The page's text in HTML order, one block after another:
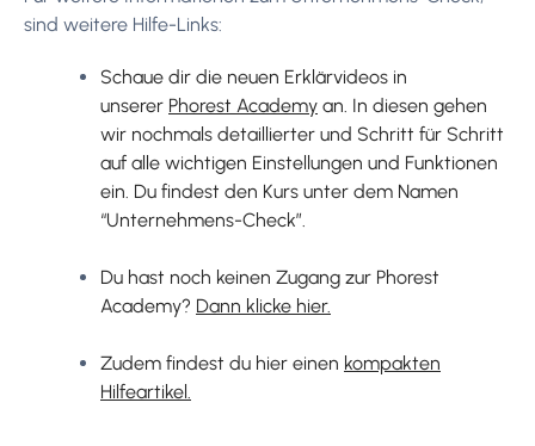
sind weitere Hilfe-Links:
Schaue dir die neuen Erklärvideos in
unserer Phorest Academy an. In diesen gehen
wir nochmals detaillierter und Schritt für Schritt
auf alle wichtigen Einstellungen und Funktionen
ein. Du findest den Kurs unter dem Namen
“Unternehmens-Check”.
Du hast noch keinen Zugang zur Phorest
Academy? Dann klicke hier.
Zudem findest du hier einen kompakten
Hilfeartikel.